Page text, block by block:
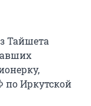
Тайшета
по Иркутской